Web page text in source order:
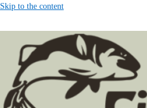
Skip to the content